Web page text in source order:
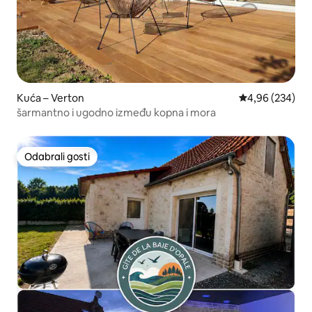
Kuća – Verton Prosječna
4,96 (234)
šarmantno i ugodno između kopna i mora
Odabrali gosti
Odabrali gosti